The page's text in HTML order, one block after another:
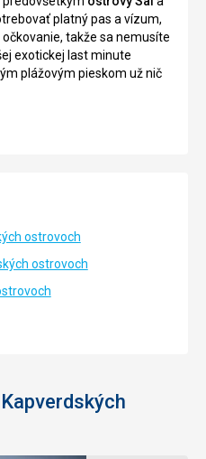
platný pas a vízum,
takže sa nemusíte
exotickej last minute
plážovým pieskom už nič
ostrovoch
ostrovoch